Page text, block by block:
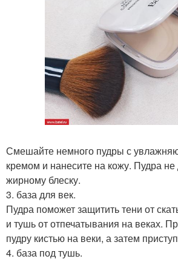
Смешайте немного пудры с
кремом и нанесите на кожу. Пудра не
жирному блеску.
3. база для век.
Пудра поможет защитить тени от
и тушь от отпечатывания на веках.
пудру кистью на веки, а затем
4. база под тушь.